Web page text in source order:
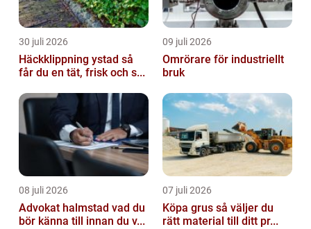
30 juli 2026
Häckklippning ystad så
får du en tät, frisk och s...
09 juli 2026
Omrörare för industriellt
bruk
08 juli 2026
Advokat halmstad vad du
bör känna till innan du v...
07 juli 2026
Köpa grus så väljer du
rätt material till ditt pr...